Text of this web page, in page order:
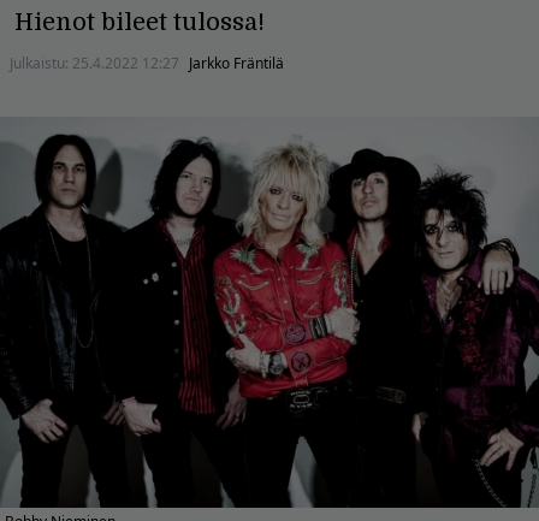
Hienot bileet tulossa!
Julkaistu: 25.4.2022 12:27 Jarkko Fräntilä